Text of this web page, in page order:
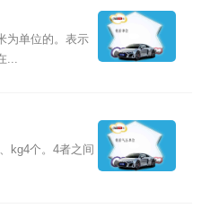
为单位的。表示
...
kg4个。4者之间